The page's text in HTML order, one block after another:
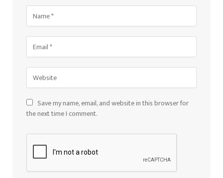
Save my name, email, and website in this browser for
the next time I comment.